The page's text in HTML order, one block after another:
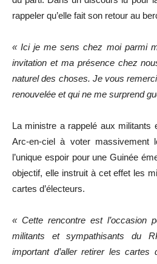
rappeler qu’elle fait son retour au
« Ici je me sens chez moi parmi
invitation et ma présence chez
naturel des choses. Je vous
renouvelée et qui ne me surprend
La ministre a rappelé aux militants
Arc-en-ciel à voter massivement
l’unique espoir pour une Guinée
objectif, elle instruit à cet effet les
cartes d’électeurs.
« Cette rencontre est l’occasion
militants et sympathisants du
important d’aller retirer les cartes